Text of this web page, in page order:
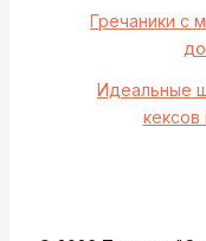
Гречаники с
Идеальные
кексов